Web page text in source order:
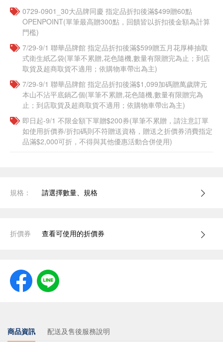
0729-0901_30大品牌同慶 指定品折扣後滿$499贈60點
OPENPOINT(單筆最高贈300點，回饋皆以折扣後金額為計算
門檻)
7/29-9/1 聯華品牌館 指定品折扣後滿$599贈五月花厚棒抽取
式衛生紙乙袋(單筆不累贈,花色隨機,數量有限贈完為止；到店
取貨及超商取貨不適用；依購物車帶出為主)​​
7/29-9/1 聯華品牌館 指定品折扣後滿$1,099加碼贈萬歲牌元
本山不沾平底鍋乙個(單筆不累贈,花色隨機,數量有限贈完為
止；到店取貨及超商取貨不適用；依購物車帶出為主)​​
即日起-9/1 不限金額下單贈$200券(單筆不累贈，請注意訂單
如使用折價券/折扣碼則不符贈送資格，贈送之折價券消費指定
品滿$2,000可折，不得與其他優惠活動合併使用)
規格： 請選擇數量、規格
折價券 查看可使用的折價券
商品資訊 配送及售後服務說明